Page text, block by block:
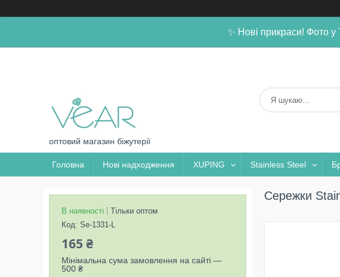
✨ Нові прикраси! Фото
оптовий магазин біжутерії
Головна Нові надходження XUPING Stainless Steel
Сережки
В наявності
Тільки оптом
Код: Se-1331-L
165 ₴
Мінімальна сума замовлення на сайті —
500 ₴